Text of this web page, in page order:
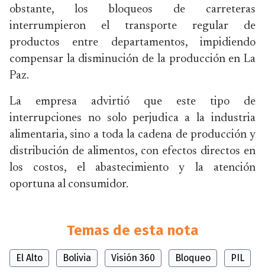
obstante, los bloqueos de carreteras
interrumpieron el transporte regular de
productos entre departamentos, impidiendo
compensar la disminución de la producción en La
Paz.
La empresa advirtió que este tipo de
interrupciones no solo perjudica a la industria
alimentaria, sino a toda la cadena de producción y
distribución de alimentos, con efectos directos en
los costos, el abastecimiento y la atención
oportuna al consumidor.
Temas de esta nota
El Alto Bolivia Visión 360 Bloqueo PIL